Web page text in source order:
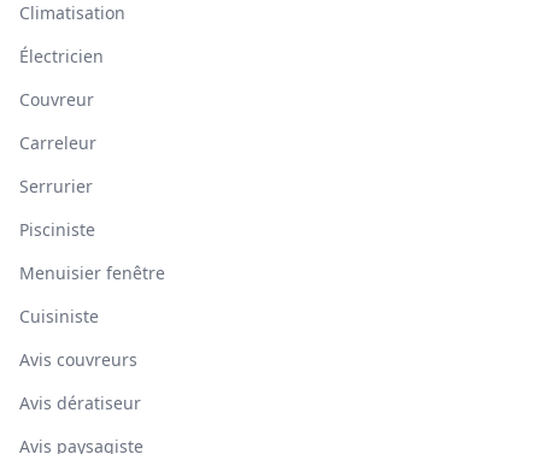
Climatisation
Électricien
Couvreur
Carreleur
Serrurier
Pisciniste
Menuisier fenêtre
Cuisiniste
Avis couvreurs
Avis dératiseur
Avis paysagiste